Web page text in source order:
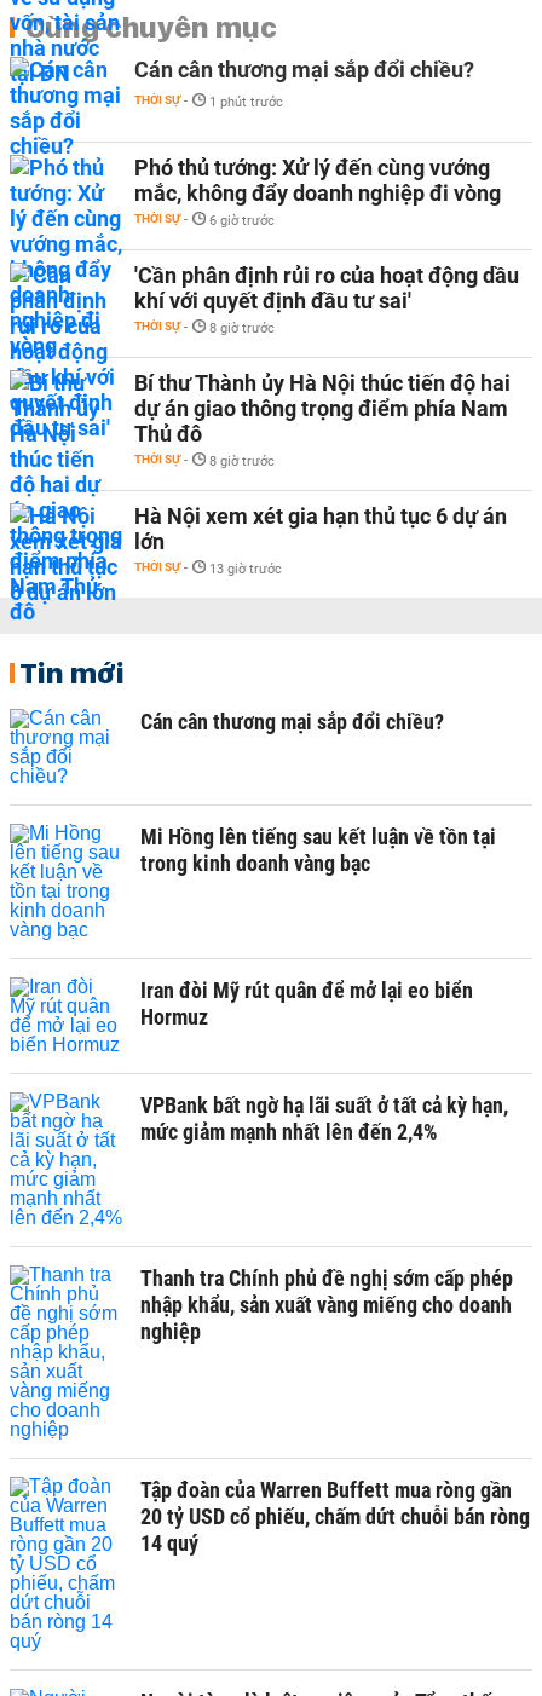
Cùng chuyên mục
Cán cân thương mại sắp đổi chiều?
THỜI SỰ - 1 phút trước
Phó thủ tướng: Xử lý đến cùng vướng
mắc, không đẩy doanh nghiệp đi vòng
THỜI SỰ - 6 giờ trước
'Cần phân định rủi ro của hoạt động dầu
khí với quyết định đầu tư sai'
THỜI SỰ - 8 giờ trước
Bí thư Thành ủy Hà Nội thúc tiến độ hai
dự án giao thông trọng điểm phía Nam
Thủ đô
THỜI SỰ - 8 giờ trước
Hà Nội xem xét gia hạn thủ tục 6 dự án
lớn
THỜI SỰ - 13 giờ trước
Tin mới
Cán cân thương mại sắp đổi chiều?
Mi Hồng lên tiếng sau kết luận về tồn tại
trong kinh doanh vàng bạc
Iran đòi Mỹ rút quân để mở lại eo biển
Hormuz
VPBank bất ngờ hạ lãi suất ở tất cả kỳ hạn,
mức giảm mạnh nhất lên đến 2,4%
Thanh tra Chính phủ đề nghị sớm cấp phép
nhập khẩu, sản xuất vàng miếng cho doanh
nghiệp
Tập đoàn của Warren Buffett mua ròng gần
20 tỷ USD cổ phiếu, chấm dứt chuỗi bán ròng
14 quý